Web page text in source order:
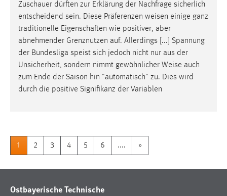
Zuschauer dürften zur Erklärung der Nachfrage sicherlich
entscheidend sein. Diese Präferenzen weisen einige ganz
traditionelle Eigenschaften wie positiver, aber
abnehmender Grenznutzen auf. Allerdings [...] Spannung
der Bundesliga speist sich jedoch nicht nur aus der
Unsicherheit, sondern nimmt gewöhnlicher Weise auch
zum Ende der Saison hin "automatisch" zu. Dies wird
durch die positive Signifikanz der Variablen
1 2 3 4 5 6 .... »
Ostbayerische Technische